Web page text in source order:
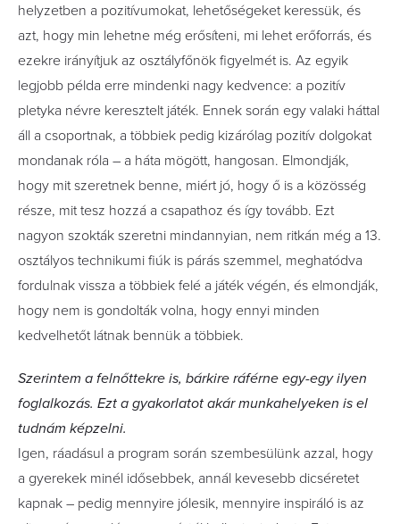
helyzetben a pozitívumokat, lehetőségeket keressük, és
azt, hogy min lehetne még erősíteni, mi lehet erőforrás, és
ezekre irányítjuk az osztályfőnök figyelmét is. Az egyik
legjobb példa erre mindenki nagy kedvence: a pozitív
pletyka névre keresztelt játék. Ennek során egy valaki háttal
áll a csoportnak, a többiek pedig kizárólag pozitív dolgokat
mondanak róla – a háta mögött, hangosan. Elmondják,
hogy mit szeretnek benne, miért jó, hogy ő is a közösség
része, mit tesz hozzá a csapathoz és így tovább. Ezt
nagyon szokták szeretni mindannyian, nem ritkán még a 13.
osztályos technikumi fiúk is párás szemmel, meghatódva
fordulnak vissza a többiek felé a játék végén, és elmondják,
hogy nem is gondolták volna, hogy ennyi minden
kedvelhetőt látnak bennük a többiek.
Szerintem a felnőttekre is, bárkire ráférne egy-egy ilyen
foglalkozás. Ezt a gyakorlatot akár munkahelyeken is el
tudnám képzelni.
Igen, ráadásul a program során szembesülünk azzal, hogy
a gyerekek minél idősebbek, annál kevesebb dicséretet
kapnak – pedig mennyire jólesik, mennyire inspiráló is az